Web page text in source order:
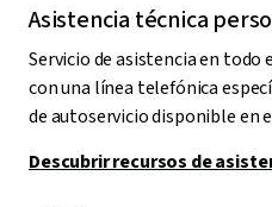
Asistencia técnica
Servicio de asistencia en todo
con una línea telefónica
de autoservicio disponible en
Descubrir recursos de